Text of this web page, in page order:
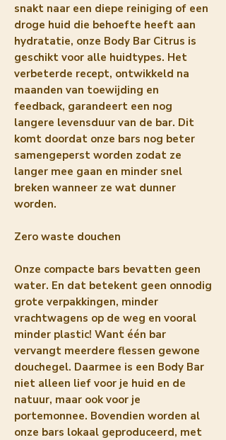
snakt naar een diepe reiniging of een
droge huid die behoefte heeft aan
hydratatie, onze Body Bar Citrus is
geschikt voor alle huidtypes. Het
verbeterde recept, ontwikkeld na
maanden van toewijding en
feedback, garandeert een nog
langere levensduur van de bar. Dit
komt doordat onze bars nog beter
samengeperst worden zodat ze
langer mee gaan en minder snel
breken wanneer ze wat dunner
worden.
Zero waste douchen
Onze compacte bars bevatten geen
water. En dat betekent geen onnodig
grote verpakkingen, minder
vrachtwagens op de weg en vooral
minder plastic! Want één bar
vervangt meerdere flessen gewone
douchegel. Daarmee is een Body Bar
niet alleen lief voor je huid en de
natuur, maar ook voor je
portemonnee. Bovendien worden al
onze bars lokaal geproduceerd, met